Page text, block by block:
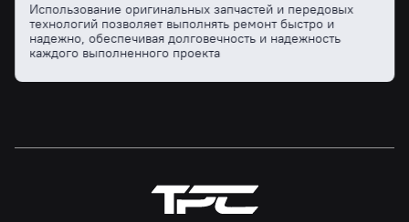
Использование оригинальных запчастей и передовых
технологий позволяет выполнять ремонт быстро и
надежно, обеспечивая долговечность и надежность
каждого выполненного проекта